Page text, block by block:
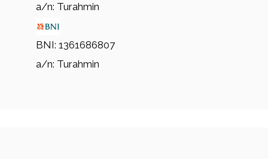
a/n: Turahmin
BNI: 1361686807
a/n: Turahmin